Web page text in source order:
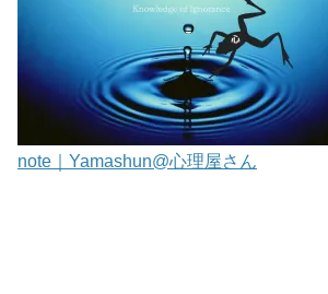
note｜Yamashun@心理屋さん